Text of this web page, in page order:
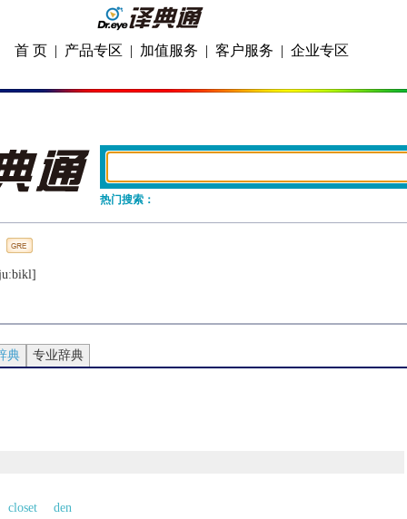
首 页 | 产品专区 | 加值服务 | 客户服务 | 企业专区
热门搜索：
典 专业辞典
closet
den